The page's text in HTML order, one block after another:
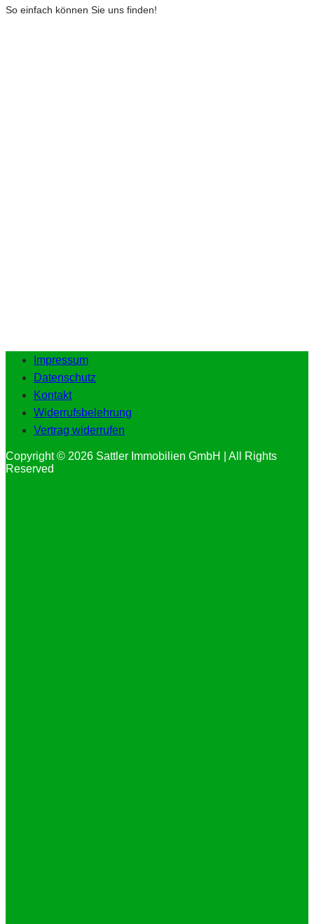
So einfach können Sie uns finden!
Impressum
Datenschutz
Kontakt
Widerrufsbelehrung
Vertrag widerrufen
Copyright © 2026 Sattler Immobilien GmbH | All Rights
Reserved